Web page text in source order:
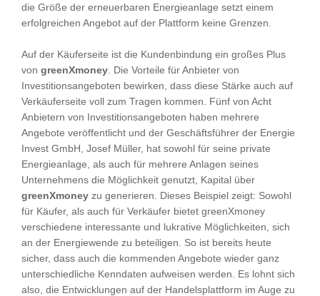
die Größe der erneuerbaren Energieanlage setzt einem
erfolgreichen Angebot auf der Plattform keine Grenzen.
Auf der Käuferseite ist die Kundenbindung ein großes Plus
von greenXmoney . Die Vorteile für Anbieter von
Investitionsangeboten bewirken, dass diese Stärke auch auf
Verkäuferseite voll zum Tragen kommen. Fünf von Acht
Anbietern von Investitionsangeboten haben mehrere
Angebote veröffentlicht und der Geschäftsführer der Energie
Invest GmbH, Josef Müller, hat sowohl für seine private
Energieanlage, als auch für mehrere Anlagen seines
Unternehmens die Möglichkeit genutzt, Kapital über
greenXmoney zu generieren. Dieses Beispiel zeigt: Sowohl
für Käufer, als auch für Verkäufer bietet greenXmoney
verschiedene interessante und lukrative Möglichkeiten, sich
an der Energiewende zu beteiligen. So ist bereits heute
sicher, dass auch die kommenden Angebote wieder ganz
unterschiedliche Kenndaten aufweisen werden. Es lohnt sich
also, die Entwicklungen auf der Handelsplattform im Auge zu